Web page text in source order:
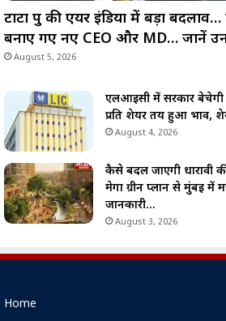
टाटा ग्रुप की एयर इंडिया में बड़ा
बनाए गए नए CEO और MD… जानें
August 5, 2026
एलआईसी में सरकार बेचेगी
प्रति शेयर तय हुआ भाव,
August 4, 2026
कैसे बदल जाएगी धारावी
मेगा ग्रीन प्लान से मुंबई
जानकारी…
August 3, 2026
Home